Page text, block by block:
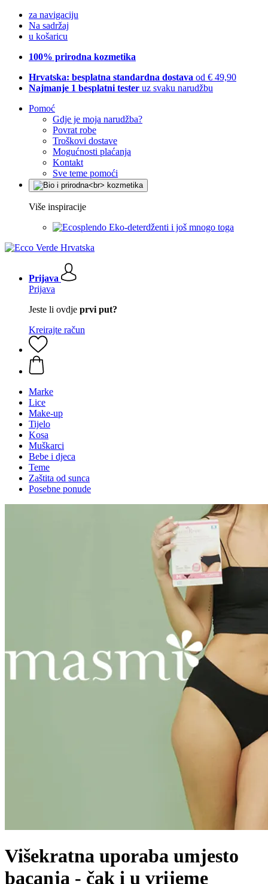
za navigaciju
Na sadržaj
u košaricu
100% prirodna kozmetika
Hrvatska: besplatna standardna dostava od € 49,90
Najmanje 1 besplatni tester uz svaku narudžbu
Pomoć
Gdje je moja narudžba?
Povrat robe
Troškovi dostave
Mogućnosti plaćanja
Kontakt
Sve teme pomoći
Više inspiracije
Eko-deterdženti i još mnogo toga
Prijava
Prijava
Jeste li ovdje prvi put?
Kreirajte račun
Marke
Lice
Make-up
Tijelo
Kosa
Muškarci
Bebe i djeca
Teme
Zaštita od sunca
Posebne ponude
Višekratna uporaba umjesto
bacanja - čak i u vrijeme